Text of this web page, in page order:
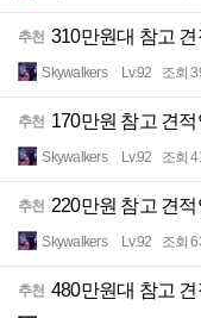
추천 310만원대 참고
Skywalkers Lv.92 조회
추천 170만원 참고 견
Skywalkers Lv.92 조회
추천 220만원 참고 견
Skywalkers Lv.92 조회
추천 480만원대 참고